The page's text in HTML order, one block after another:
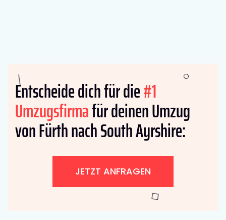
Entscheide dich für die#1
Umzugsfirmafür deinen Umzug
von Fürth nach South Ayrshire:
JETZT ANFRAGEN